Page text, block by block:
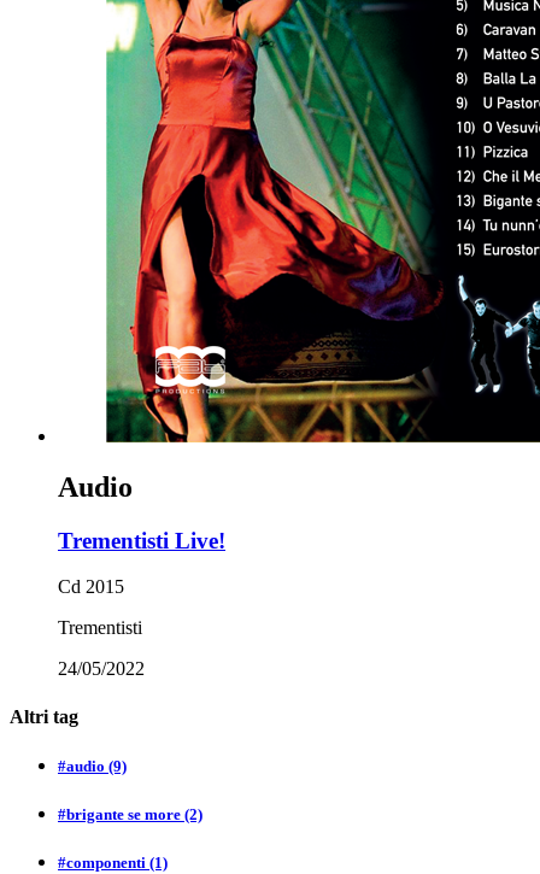
Audio
Trementisti Live!
Cd 2015
Trementisti
24/05/2022
Altri tag
#audio (9)
#brigante se more (2)
#componenti (1)